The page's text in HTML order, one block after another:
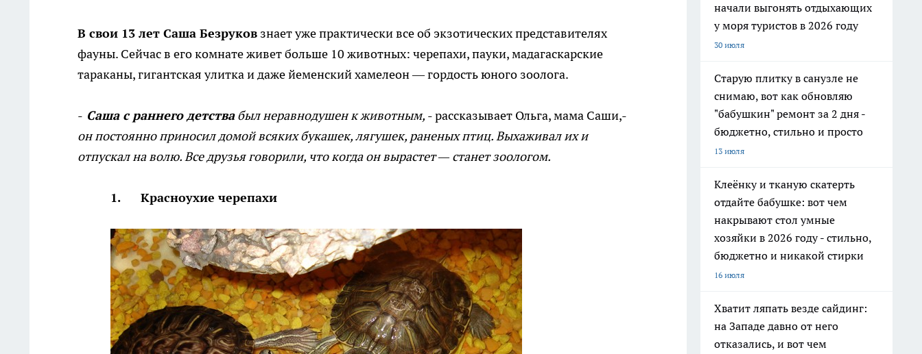
В свои 13 лет Саша Безруков знает уже практически все об экзотических представителях
фауны. Сейчас в его комнате живет больше 10 животных: черепахи, пауки, мадагаскарские
тараканы, гигантская улитка и даже йеменский хамелеон — гордость юного зоолога.
- Саша с раннего детствабыл неравнодушен к животным, - рассказывает Ольга, мама Саши,-
он постоянно приносил домой всяких букашек, лягушек, раненых птиц. Выхаживал их и
отпускал на волю. Все друзья говорили, что когда он вырастет — станет зоологом.
1. Красноухие черепахи
начали выгонять отдыхающих
у моря туристов в 2026 году
30 июля
Старую плитку в санузле не
снимаю, вот как обновляю
"бабушкин" ремонт за 2 дня -
бюджетно, стильно и просто
13 июля
Клеёнку и тканую скатерть
отдайте бабушке: вот чем
накрывают стол умные
хозяйки в 2026 году - стильно,
бюджетно и никакой стирки
16 июля
Хватит ляпать везде сайдинг:
на Западе давно от него
отказались, и вот чем